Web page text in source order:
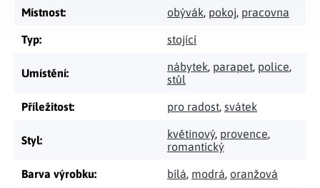
Místnost: obývák, pokoj, pracovna
Typ: stojící
Umístění: nábytek, parapet, police,
stůl
Příležitost: pro radost, svátek
Styl: květinový, provence,
romantický
Barva výrobku: bílá, modrá, oranžová